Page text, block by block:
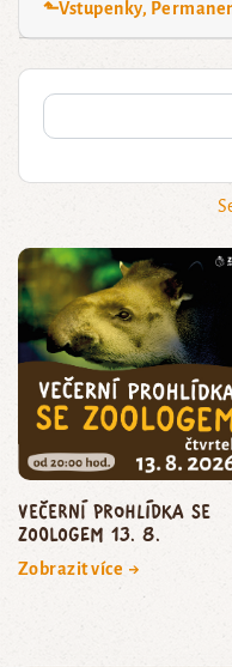
⬑Vstupenky,
Večerní prohlídka se
zoologem 13. 8.
Zobrazit více →